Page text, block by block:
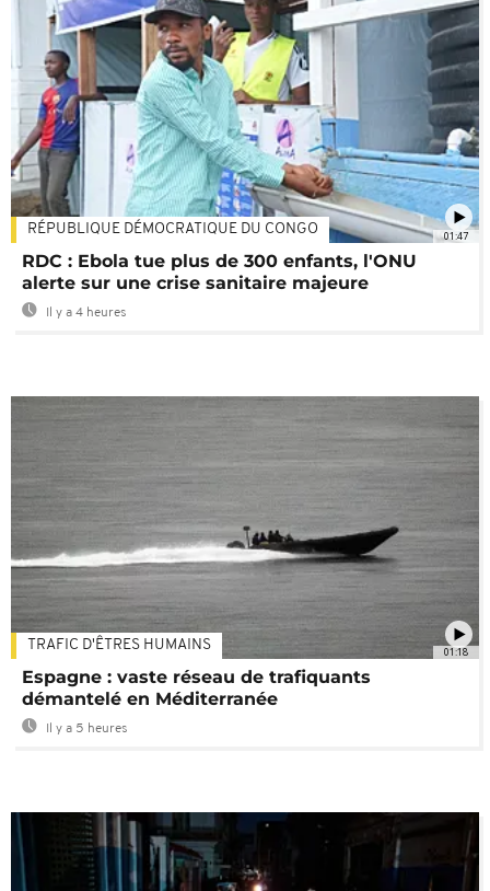
01:47
RÉPUBLIQUE DÉMOCRATIQUE DU CONGO
RDC : Ebola tue plus de 300 enfants, l'ONU
alerte sur une crise sanitaire majeure
Il y a 4 heures
01:18
TRAFIC D'ÊTRES HUMAINS
Espagne : vaste réseau de trafiquants
démantelé en Méditerranée
Il y a 5 heures